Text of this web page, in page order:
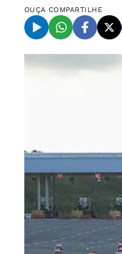
OUÇA COMPARTILHE